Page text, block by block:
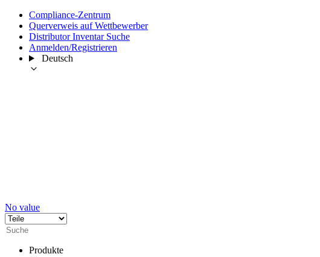
Compliance-Zentrum
Querverweis auf Wettbewerber
Distributor Inventar Suche
Anmelden/Registrieren
Deutsch
No value
Produkte